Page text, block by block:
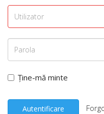
Ține-mă minte
Autentificare